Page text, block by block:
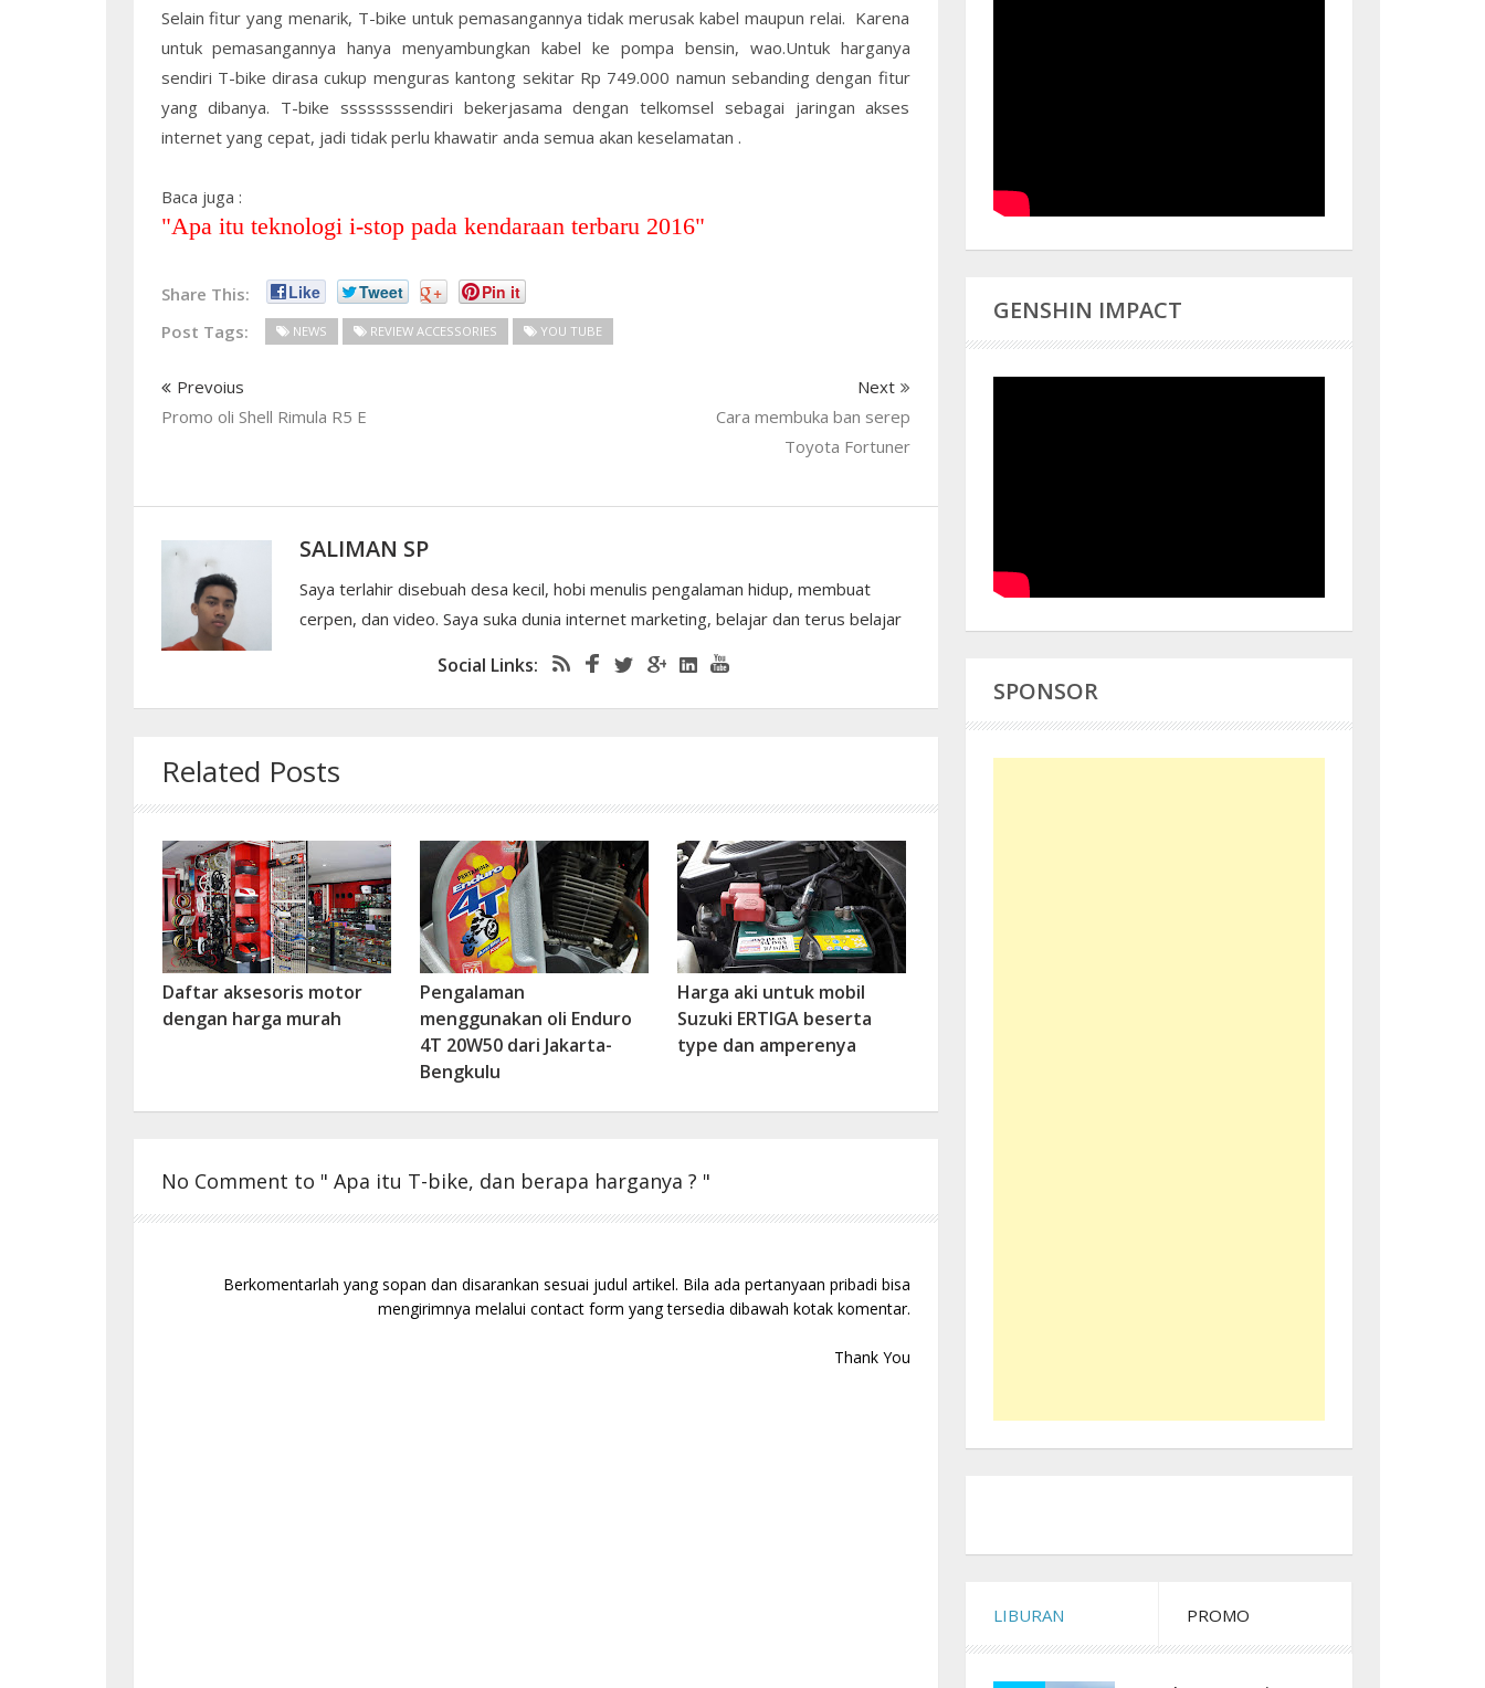
Selain fitur yang menarik, T-bike untuk pemasangannya tidak merusak kabel maupun relai. Karena
untuk pemasangannya hanya menyambungkan kabel ke pompa bensin, wao.Untuk harganya
sendiri T-bike dirasa cukup menguras kantong sekitar Rp 749.000 namun sebanding dengan fitur
yang dibanya. T-bike ssssssssendiri bekerjasama dengan telkomsel sebagai jaringan akses
internet yang cepat, jadi tidak perlu khawatir anda semua akan keselamatan .
Baca juga :
"Apa itu teknologi i-stop pada kendaraan terbaru 2016"
Share This: Like Tweet +
Pin it
Post Tags:
NEWS REVIEW ACCESSORIES YOU TUBE
Prevoius
Promo oli Shell Rimula R5 E
Next
Cara membuka ban serep
Toyota Fortuner
SALIMAN SP
Saya terlahir disebuah desa kecil, hobi menulis pengalaman hidup, membuat
cerpen, dan video. Saya suka dunia internet marketing, belajar dan terus belajar
Social Links:
Related Posts
Daftar aksesoris motor
dengan harga murah
Pengalaman
menggunakan oli Enduro
4T 20W50 dari Jakarta-
Bengkulu
Harga aki untuk mobil
Suzuki ERTIGA beserta
type dan amperenya
No Comment to " Apa itu T-bike, dan berapa harganya ? "
Berkomentarlah yang sopan dan disarankan sesuai judul artikel. Bila ada pertanyaan pribadi bisa
mengirimnya melalui contact form yang tersedia dibawah kotak komentar.
Thank You
GENSHIN IMPACT
SPONSOR
LIBURAN PROMO